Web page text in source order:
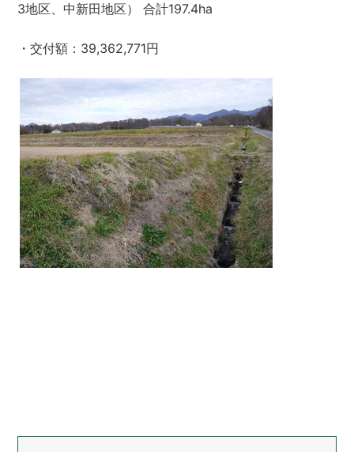
3地区、中新田地区） 合計197.4ha
・交付額：39,362,771円